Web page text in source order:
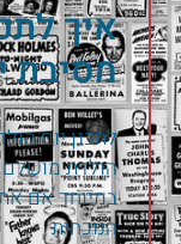
איך
מסיבת
לתכנן יום
הולדת
במיוחד אם
הנוכחית